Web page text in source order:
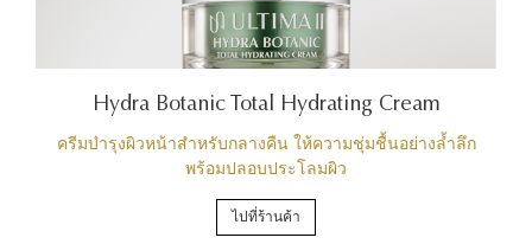
Hydra Botanic Total Hydrating Cream
ครีมบำรุงผิวหน้าสำหรับกลางคืน ให้ความชุ่มชื้นอย่างล้ำลึก
พร้อมปลอบประโลมผิว
ไปที่ร้านค้า